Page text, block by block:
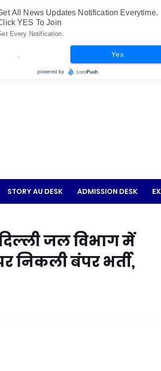
STORY AU DESK ADMISSION DESK
जल विभाग में
निकली बंपर भर्ती,
All News Updates Notification Everytime.
YES To Join
Every Notification.
Yes